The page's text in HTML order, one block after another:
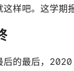
这样吧。这学期
后的最后，